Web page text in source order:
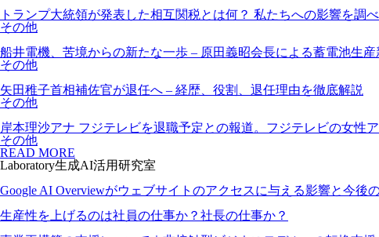
トランプ大統領が発表した相互関税とは何？ 私たちへの影響を調
その他
船井電機、苦境からの新たな一歩 – 原田義昭会長による蓄電池生
その他
矢田稚子首相補佐官が退任へ – 経歴、役割、退任理由を徹底解説
その他
岸本理沙アナ フジテレビを退職予定との報道。フジテレビの女性
その他
READ MORE
Laboratory生成AI活用研究室
Google AI Overviewがウェブサイトのアクセスに与える影響と今後
生産性を上げるのは社員の仕事か？社長の仕事か？